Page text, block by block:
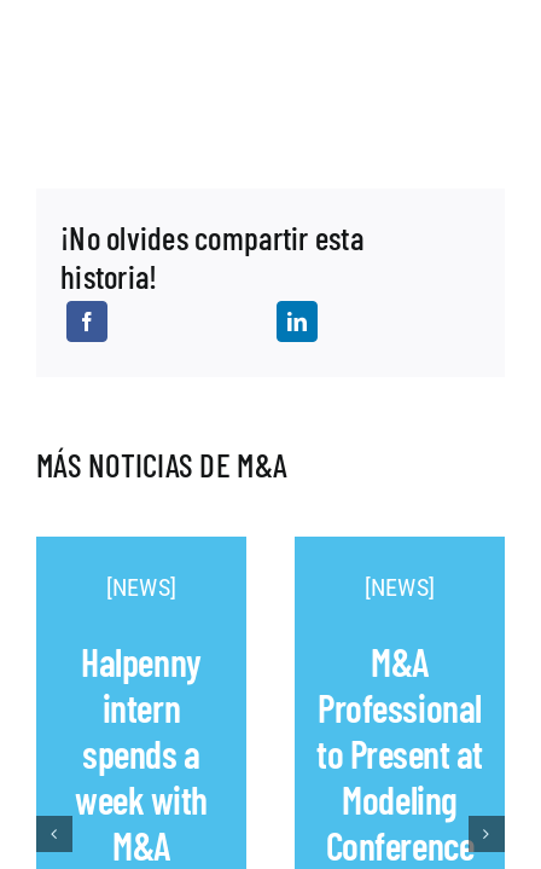
¡No olvides compartir esta
historia!
MÁS NOTICIAS DE M&A
[NEWS]
Halpenny
intern
spends a
week with
M&A
[NEWS]
M&A
Professional
to Present at
Modeling
Conference